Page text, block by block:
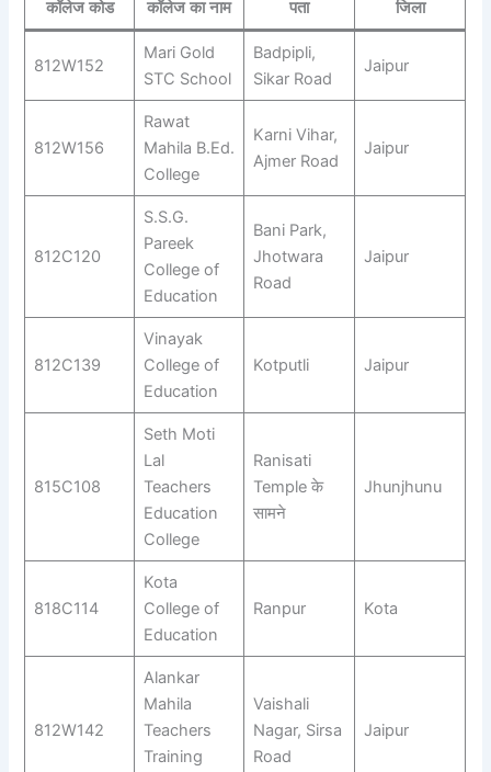
कॉलेज कोड कॉलेज का नाम पता जिला
812W152
Mari Gold
STC School
Badpipli,
Sikar Road
Jaipur
812W156
Rawat
Mahila B.Ed.
College
Karni Vihar,
Ajmer Road
Jaipur
812C120
S.S.G.
Pareek
College of
Education
Bani Park,
Jhotwara
Road
Jaipur
812C139
Vinayak
College of
Education
Kotputli Jaipur
815C108
Seth Moti
Lal
Teachers
Education
College
Ranisati
Temple के
सामने
Jhunjhunu
818C114
Kota
College of
Education
Ranpur Kota
812W142
Alankar
Mahila
Teachers
Training
Vaishali
Nagar, Sirsa
Road
Jaipur